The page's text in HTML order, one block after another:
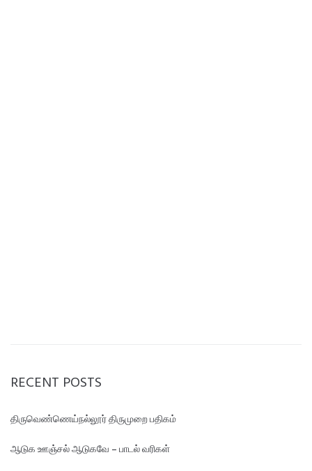
RECENT POSTS
திருவெண்ணெய்நல்லூர் திருமுறை பதிகம்
ஆடுக ஊஞ்சல் ஆடுகவே – பாடல் வரிகள்